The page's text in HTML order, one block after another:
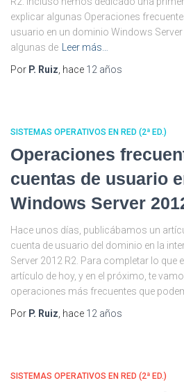
explicar algunas Operaciones
usuario en un dominio Windows Server
algunas de
Leer más…
Por P. Ruiz , hace 12 años
SISTEMAS OPERATIVOS EN RED (2ª ED.)
Operaciones
cuentas de usuario
Windows Server
Hace unos días, publicábamos un
cuenta de usuario del dominio en la
Server 2012 R2. Para completar lo que
artículo de hoy, y en el próximo, te
operaciones más frecuentes que
Por P. Ruiz , hace 12 años
SISTEMAS OPERATIVOS EN RED (2ª ED.)